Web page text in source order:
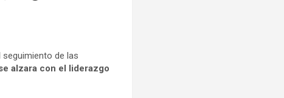
seguimiento de las
alzara con el liderazgo